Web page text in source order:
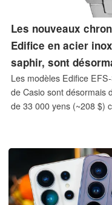
Les nouveaux
Edifice en acier
saphir, sont
Les modèles Edifice
de Casio sont désormais
de 33 000 yens (~208 $)
verre saphir et d’une
contre 71 g pour l’autre